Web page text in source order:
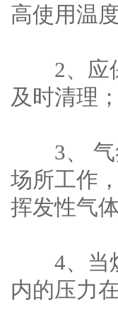
高使用温
2、应保
及时清理
3、 气氛
场所工作
挥发性气
4、当炉
内的压力